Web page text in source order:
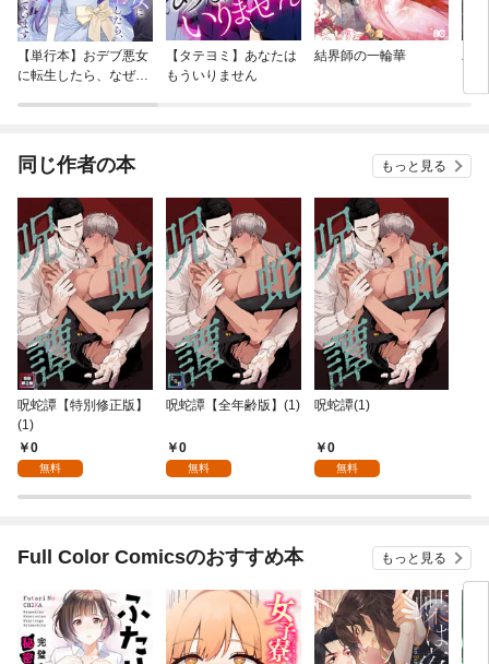
【単行本】おデブ悪女
に転生したら、なぜか
【タテヨミ】あなたは
もういりません
結界師の一輪華
バ
今
同じ作者の本 もっと見る
呪蛇譚【特別修正版】
(1)
0
無料
呪蛇譚【全年齢版】(1)
0
無料
呪蛇譚(1)
0
無料
Full Color Comicsのおすすめ本 もっと見る